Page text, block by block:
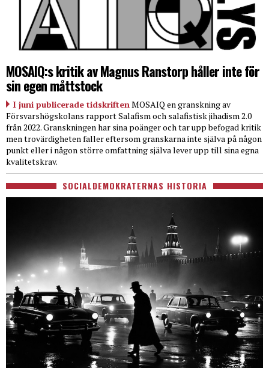
MOSAIQ:s kritik av Magnus Ranstorp håller inte för
sin egen måttstock
I juni publicerade tidskriften MOSAIQ en granskning av
Försvarshögskolans rapport Salafism och salafistisk jihadism 2.0
från 2022. Granskningen har sina poänger och tar upp befogad kritik
men trovärdigheten faller eftersom granskarna inte själva på någon
punkt eller i någon större omfattning själva lever upp till sina egna
kvalitetskrav.
SOCIALDEMOKRATERNAS HISTORIA